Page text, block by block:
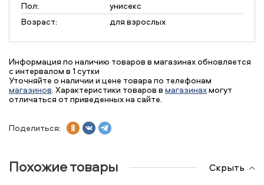
Пол:
унисекс
Возраст:
для взрослых
Информация по наличию товаров в магазинах обновляется
с интервалом в 1 сутки
Уточняйте о наличии и цене товара по телефонам
магазинов. Характеристики товаров в магазинахмогут
отличаться от приведенных на сайте.
Поделиться:
Похожие товары Скрыть